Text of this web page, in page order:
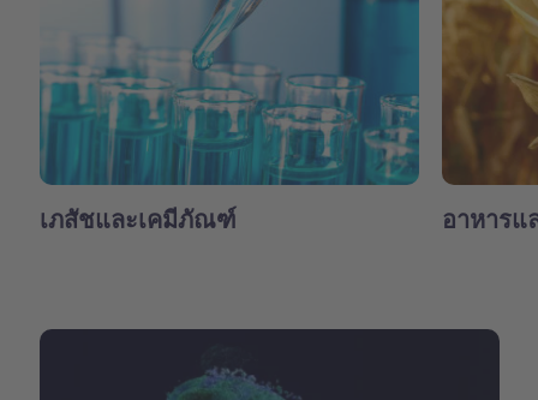
เภสัชและเคมีภัณฑ์ อาหารแ